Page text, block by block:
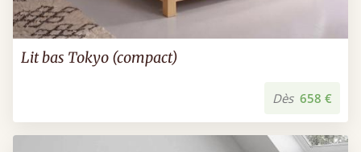
Lit bas Tokyo (compact)
Dès 658 €